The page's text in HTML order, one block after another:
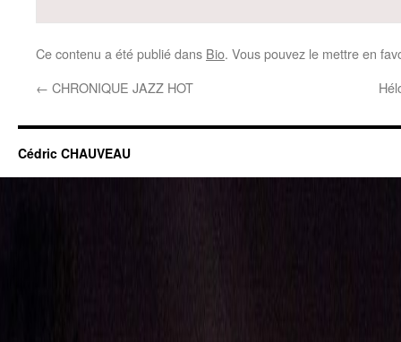
Ce contenu a été publié dans Bio. Vous pouvez le mettre en
← CHRONIQUE JAZZ HOT
Cédric CHAUVEAU